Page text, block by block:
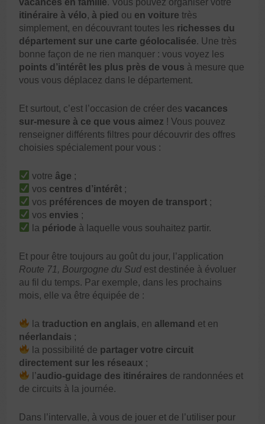
itinéraire à vélo,à pied ou en voiture très
simplement, en découvrant toutes les richesses du
département sur une carte géolocalisée. Une très
bonne façon de ne rien manquer : vous voyez les
points d’intérêt les plus près de vous à mesure que
vous vous déplacez dans le département.
Et surtout, c’est l’occasion de créer des vacances
sur-mesure à ce que vous aimez ! Vous pouvez
renseigner différents filtres pour découvrir des offres
choisies spécialement pour vous :
votreâge ;
vos centres d’intérêt ;
vos préférences de moyen de transport ;
vos envies ;
la période à laquelle vous souhaitez partir.
Et pour être toujours au goût du jour, l’application
Route 71, Bourgogne du Sud est destinée à évoluer
au fil du temps. Par exemple, dans les prochains
mois, elle va être équipée de :
latraduction en anglais, en allemand et en
néerlandais ;
la possibilité de partager votre circuit
directement sur les réseaux ;
l’audio-guidage des itinéraires de randonnées et
de circuits à la journée.
Dans l’intervalle, à vous de jouer et de l’utiliser pour